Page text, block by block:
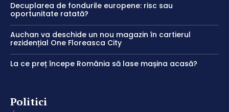
Decuplarea de fondurile europene: risc sau
oportunitate ratată?
Auchan va deschide un nou magazin în cartierul
rezidențial One Floreasca City
La ce preț începe România să lase mașina acasă?
Politici